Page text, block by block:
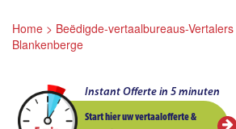
Home > Beëdigde-vertaalbureaus-Vertalers
Blankenberge
Instant Offerte in 5 minuten
Start hier uw vertaalofferte &